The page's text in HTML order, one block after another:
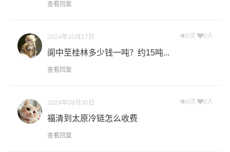
物流费用总报价=衡阳提货费用+专线运输费用+桂林送货上
怎么计算专线运输费用？
专线运输费用的计算方式为：单价货物乘以重量或者体
积。先确定货物性质，货物性质可分为重货、重泡货、泡
什么是提货费用（也称接货费、取货费、上门提货费）？
物流公司安排车辆上门把货物运送到专线运输商进行配载
过程中产生的费用称为提货费。提货过程是发货时很重要
查看回复
2024年10月17日 0次 0人
阆中至桂林多少钱一吨？约15吨...
查看回复
2024年08月30日 0次 0人
福清到太原冷链怎么收费
查看回复